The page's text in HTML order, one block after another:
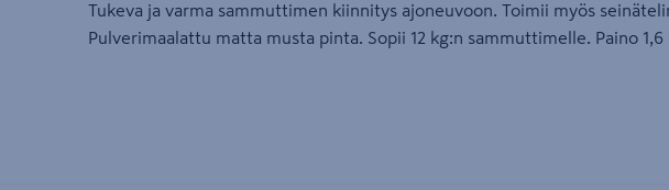
Tukeva ja varma sammuttimen kiinnitys ajoneuvoon. Toimii myös
Pulverimaalattu matta musta pinta. Sopii 12 kg:n sammuttimelle. Paino 1,6